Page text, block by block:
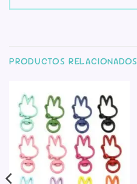
PRODUCTOS RELACIONADOS